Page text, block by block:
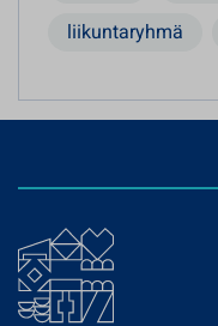
liikuntaryhmä